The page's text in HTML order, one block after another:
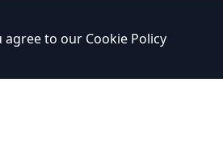
agree to our Cookie Policy